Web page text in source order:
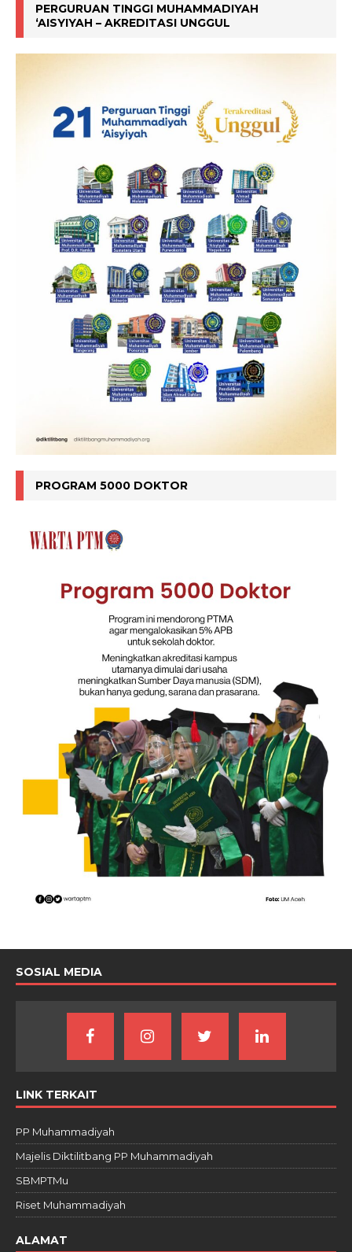
PERGURUAN TINGGI MUHAMMADIYAH
‘AISYIYAH – AKREDITASI UNGGUL
PROGRAM 5000 DOKTOR
SOSIAL MEDIA
LINK TERKAIT
PP Muhammadiyah
Majelis Diktilitbang PP Muhammadiyah
SBMPTMu
Riset Muhammadiyah
ALAMAT